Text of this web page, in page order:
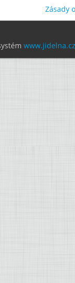
Zásady
www.jidelna.cz